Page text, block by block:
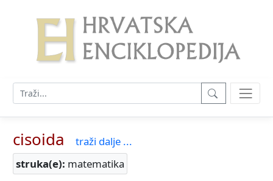
cisoida
traži dalje ...
struka(e): matematika